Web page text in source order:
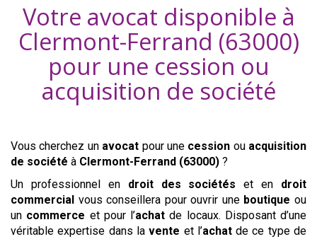
Votre avocat disponible à
Clermont-Ferrand (63000)
pour une cession ou
acquisition de société
Vous cherchez un avocat pour une cession ou acquisition
de société à Clermont-Ferrand (63000) ?
Un professionnel en droit des sociétés et en droit
commercial vous conseillera pour ouvrir une boutique ou
un commerce et pour l’achat de locaux. Disposant d’une
véritable expertise dans lavente et l’achatde ce type de